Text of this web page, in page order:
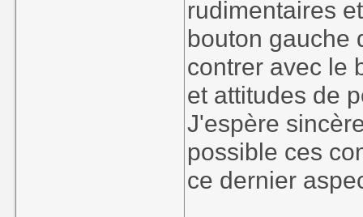
rudimentaires
bouton gauche
contrer avec le
et attitudes de
J'espère
possible ces
ce dernier